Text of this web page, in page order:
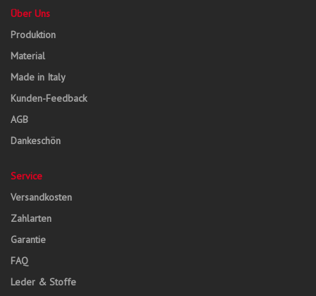
Über Uns
Produktion
Material
Made in Italy
Kunden-Feedback
AGB
Dankeschön
Service
Versandkosten
Zahlarten
Garantie
FAQ
Leder & Stoffe